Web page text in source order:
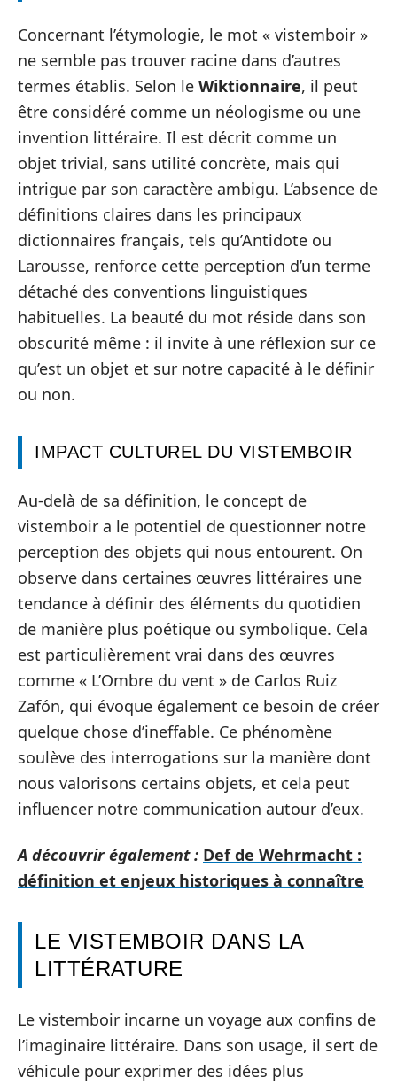
Concernant l’étymologie, le mot « vistemboir »
ne semble pas trouver racine dans d’autres
termes établis. Selon le Wiktionnaire, il peut
être considéré comme un néologisme ou une
invention littéraire. Il est décrit comme un
objet trivial, sans utilité concrète, mais qui
intrigue par son caractère ambigu. L’absence de
définitions claires dans les principaux
dictionnaires français, tels qu’Antidote ou
Larousse, renforce cette perception d’un terme
détaché des conventions linguistiques
habituelles. La beauté du mot réside dans son
obscurité même : il invite à une réflexion sur ce
qu’est un objet et sur notre capacité à le définir
ou non.
IMPACT CULTUREL DU VISTEMBOIR
Au-delà de sa définition, le concept de
vistemboir a le potentiel de questionner notre
perception des objets qui nous entourent. On
observe dans certaines œuvres littéraires une
tendance à définir des éléments du quotidien
de manière plus poétique ou symbolique. Cela
est particulièrement vrai dans des œuvres
comme « L’Ombre du vent » de Carlos Ruiz
Zafón, qui évoque également ce besoin de créer
quelque chose d’ineffable. Ce phénomène
soulève des interrogations sur la manière dont
nous valorisons certains objets, et cela peut
influencer notre communication autour d’eux.
A découvrir également : Def de Wehrmacht :
définition et enjeux historiques à connaître
LE VISTEMBOIR DANS LA
LITTÉRATURE
Le vistemboir incarne un voyage aux confins de
l’imaginaire littéraire. Dans son usage, il sert de
véhicule pour exprimer des idées plus